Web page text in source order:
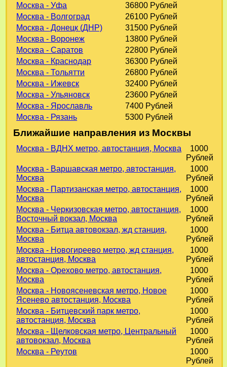
Москва - Уфа
36800 Рублей
Москва - Волгоград
26100 Рублей
Москва - Донецк (ДНР)
31500 Рублей
Москва - Воронеж
13800 Рублей
Москва - Саратов
22800 Рублей
Москва - Краснодар
36300 Рублей
Москва - Тольятти
26800 Рублей
Москва - Ижевск
32400 Рублей
Москва - Ульяновск
23600 Рублей
Москва - Ярославль
7400 Рублей
Москва - Рязань
5300 Рублей
Ближайшие направления из Москвы
Москва - ВДНХ метро, автостанция, Москва
1000
Рублей
Москва - Варшавская метро, автостанция,
Москва
1000
Рублей
Москва - Партизанская метро, автостанция,
Москва
1000
Рублей
Москва - Черкизовская метро, автостанция,
Восточный вокзал, Москва
1000
Рублей
Москва - Битца автовокзал, жд станция,
Москва
1000
Рублей
Москва - Новогиреево метро, жд станция,
автостанция, Москва
1000
Рублей
Москва - Орехово метро, автостанция,
Москва
1000
Рублей
Москва - Новоясеневская метро, Новое
Ясенево автостанция, Москва
1000
Рублей
Москва - Битцевский парк метро,
автостанция, Москва
1000
Рублей
Москва - Щелковская метро, Центральный
автовокзал, Москва
1000
Рублей
Москва - Реутов
1000
Рублей